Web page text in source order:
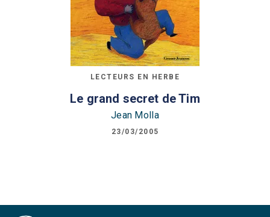
LECTEURS EN HERBE
Le grand secret de Tim
Jean Molla
23/03/2005